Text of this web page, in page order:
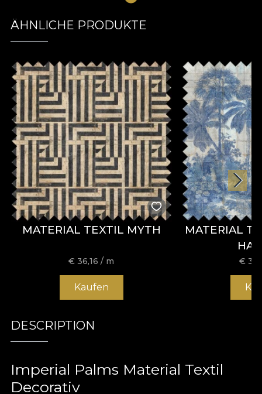
ÄHNLICHE PRODUKTE
MATERIAL TEXTIL MYTH
€36,16 / m
Kaufen
MATERIAL
€
DESCRIPTION
Imperial Palms Material Textil
Decorativ